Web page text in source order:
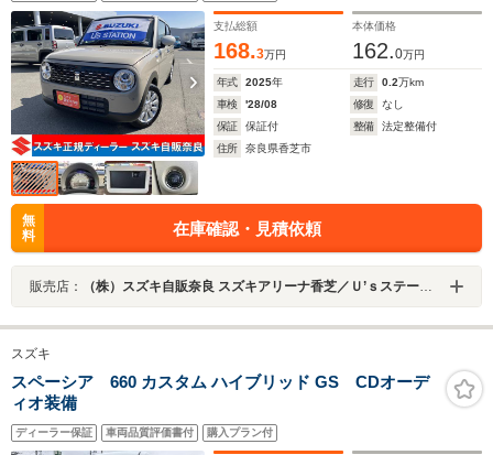
支払総額
168.3万円
本体価格
162.0万円
年式 2025年 走行 0.2万km
車検
'28/08 修復
なし
保証
保証付 整備
法定整備付
住所
奈良県香芝市
無
料
在庫確認・見積依頼
販売店： （株）スズキ自販奈良 スズキアリーナ香芝／Ｕ’ｓステーション香芝
スズキ
スペーシア 660 カスタム ハイブリッド GS CDオーデ
ィオ装備
ディーラー保証 車両品質評価書付 購入プラン付